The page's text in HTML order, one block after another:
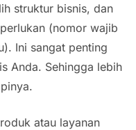
struktur bisnis, dan
(nomor wajib
Ini sangat penting
Anda. Sehingga lebih
atau layanan